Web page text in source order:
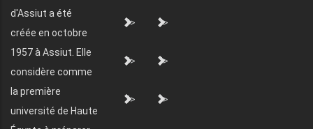
d'Assiut a été
créée en octobre
1957 à Assiut. Elle
considère comme
la première
université de Haute
"> ">
"> ">
"> ">